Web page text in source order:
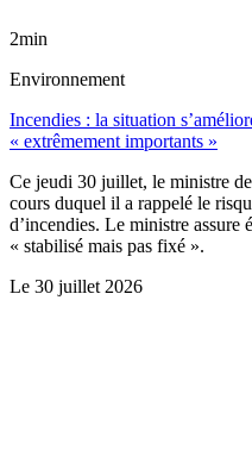
2min
Environnement
Incendies : la situation
« extrêmement importants »
Ce jeudi 30 juillet, le ministre
cours duquel il a rappelé le
d’incendies. Le ministre assure
« stabilisé mais pas fixé ».
Le 30 juillet 2026